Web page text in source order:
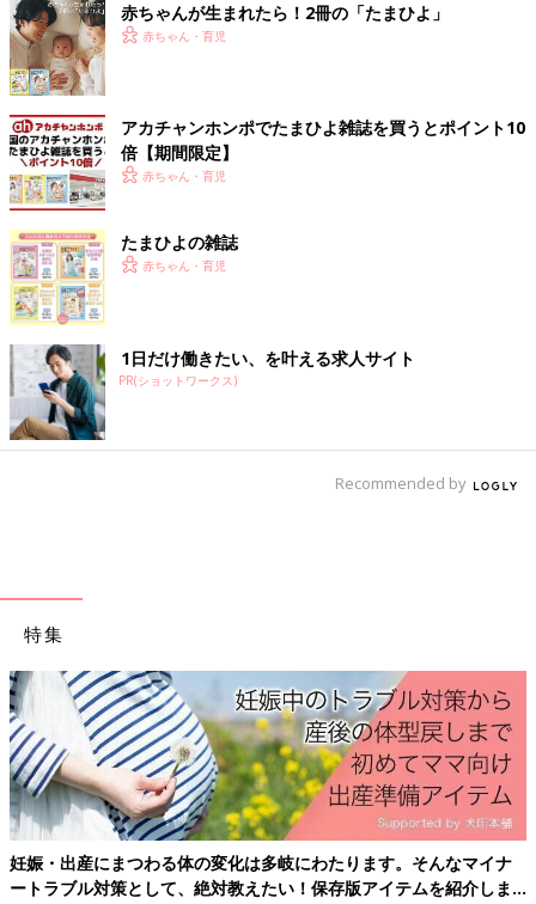
赤ちゃんが生まれたら！2冊の「たまひよ」
赤ちゃん・育児
アカチャンホンポでたまひよ雑誌を買うとポイント10
倍【期間限定】
赤ちゃん・育児
たまひよの雑誌
赤ちゃん・育児
1日だけ働きたい、を叶える求人サイト
PR(ショットワークス)
Recommended by
特集
妊娠・出産にまつわる体の変化は多岐にわたります。そんなマイナ
ートラブル対策として、絶対教えたい！保存版アイテムを紹介しま